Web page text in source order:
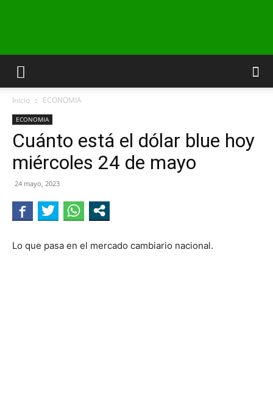
INFO24
NEGRO
Inicio ECONOMIA
ECONOMIA
Cuánto está el dólar blue hoy
miércoles 24 de mayo
24 mayo, 2023
Lo que pasa en el mercado cambiario nacional.